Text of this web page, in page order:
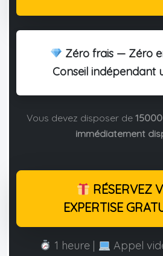
Zéro frais — Zéro
Conseil indépendant
Vous devez disposer de
immédiatement
RÉSERVEZ
EXPERTISE
1 heure | Appel